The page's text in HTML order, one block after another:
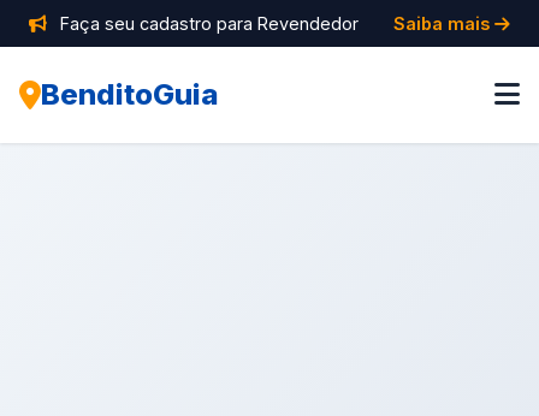
Faça seu cadastro para Revendedor Saiba mais
BenditoGuia